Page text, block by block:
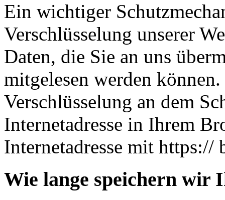
Ein wichtiger
Verschlüsselung unserer
Daten, die Sie an uns
mitgelesen werden
Verschlüsselung an dem
Internetadresse in Ihrem
Internetadresse mit
Wie lange speichern wir